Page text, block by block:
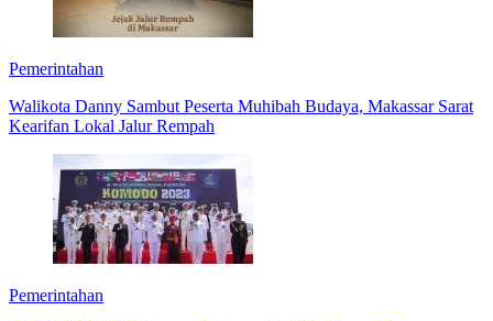
Pemerintahan
Walikota Danny Sambut Peserta Muhibah Budaya, Makassar Sarat
Kearifan Lokal Jalur Rempah
Pemerintahan